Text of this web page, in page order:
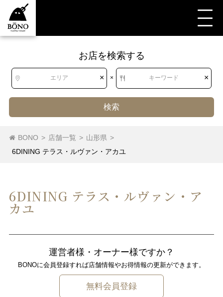
お店を検索する
エリア × × キーワード ×
検索
BONO > 店舗一覧 > 山形県 >
6DINING テラス・ルヴァン・アカユ
6DINING テラス・ルヴァン・ア
カユ
運営者様・オーナー様ですか？
BONOに会員登録すれば店舗情報やお得情報の更新ができます。
無料会員登録